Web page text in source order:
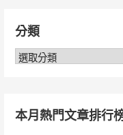
字:分類
分
本月熱門文章排行